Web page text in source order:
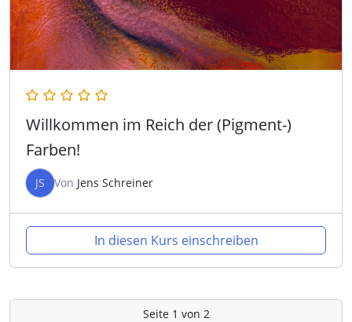
Willkommen im Reich der (Pigment-)
Farben!
JS Von Jens Schreiner
In diesen Kurs einschreiben
Seite 1 von 2